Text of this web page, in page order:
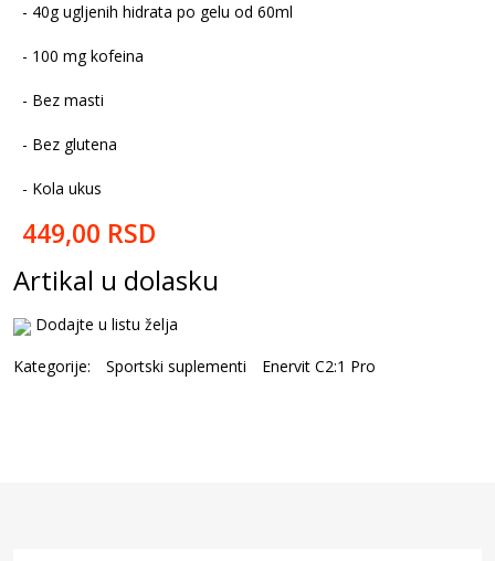
- 40g ugljenih hidrata po gelu od 60ml
- 100 mg kofeina
- Bez masti
- Bez glutena
- Kola ukus
449,00 RSD
Artikal u dolasku
Dodajte u listu želja
Kategorije:
Sportski suplementi Enervit C2:1 Pro